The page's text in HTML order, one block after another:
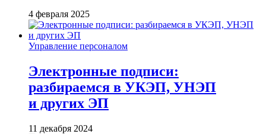
4 февраля 2025
Управление персоналом
Электронные подписи:
разбираемся в УКЭП, УНЭП
и других ЭП
11 декабря 2024